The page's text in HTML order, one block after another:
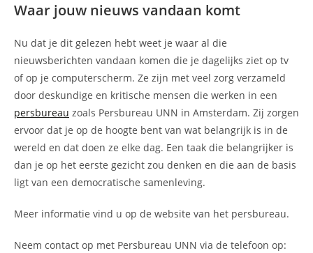
Waar jouw nieuws vandaan komt
Nu dat je dit gelezen hebt weet je waar al die
nieuwsberichten vandaan komen die je dagelijks ziet op tv
of op je computerscherm. Ze zijn met veel zorg verzameld
door deskundige en kritische mensen die werken in een
persbureau zoals Persbureau UNN in Amsterdam. Zij zorgen
ervoor dat je op de hoogte bent van wat belangrijk is in de
wereld en dat doen ze elke dag. Een taak die belangrijker is
dan je op het eerste gezicht zou denken en die aan de basis
ligt van een democratische samenleving.
Meer informatie vind u op de website van het persbureau.
Neem contact op met Persbureau UNN via de telefoon op: